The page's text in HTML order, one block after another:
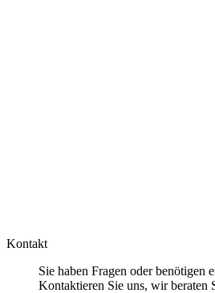
Kontakt
Sie haben Fragen oder benötigen
Kontaktieren Sie uns, wir beraten